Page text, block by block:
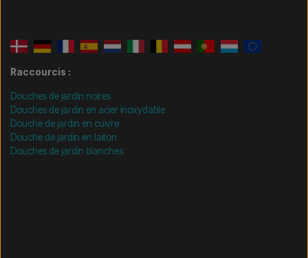
Raccourcis :
Douches de jardin noires
Douches de jardin en acier inoxydable
Douche de jardin en cuivre
Douche de jardin en laiton
Douches de jardin blanches